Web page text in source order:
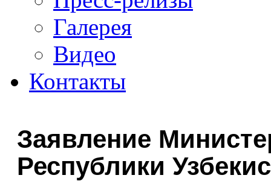
Галерея
Видео
Контакты
Заявление
Республики